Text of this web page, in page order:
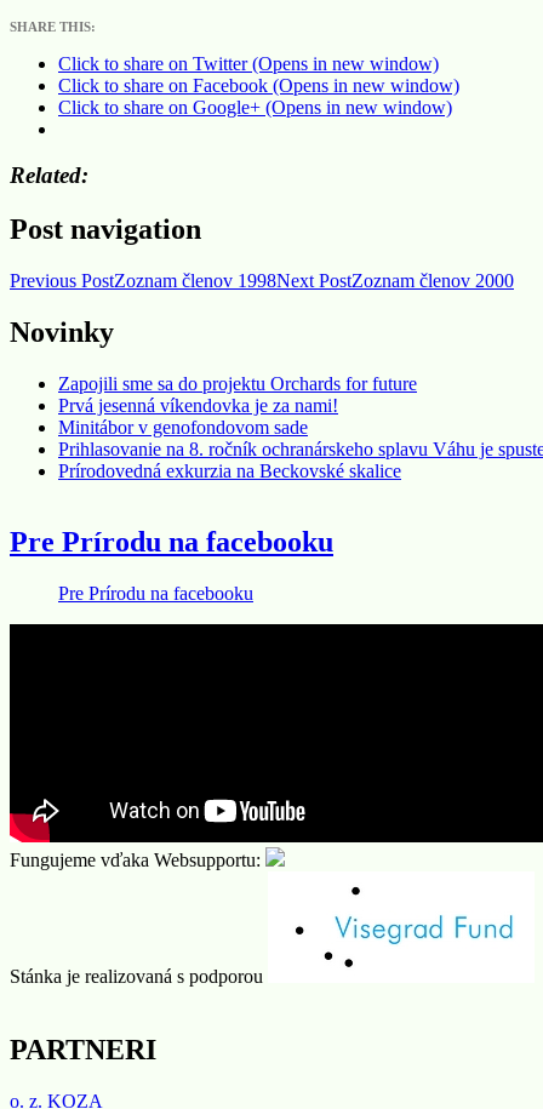
SHARE THIS:
Click to share on Twitter (Opens in new window)
Click to share on Facebook (Opens in new window)
Click to share on Google+ (Opens in new window)
Related
Post navigation
Previous PostZoznam členov 1998Next PostZoznam členov 2000
Novinky
Zapojili sme sa do projektu Orchards for future
Prvá jesenná víkendovka je za nami!
Minitábor v genofondovom sade
Prihlasovanie na 8. ročník ochranárskeho splavu Váhu je
Prírodovedná exkurzia na Beckovské skalice
Pre Prírodu na facebooku
Pre Prírodu na facebooku
Fungujeme vďaka Websupportu:
Stánka je realizovaná s podporou
Poznávame, chránime a máme radi
PARTNERI
o. z. KOZA